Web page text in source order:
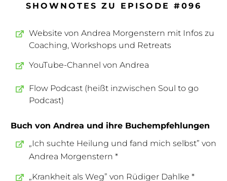
SHOWNOTES ZU EPISODE #096
Website von Andrea Morgenstern mit Infos zu
Coaching, Workshops und Retreats
YouTube-Channel von Andrea
Flow Podcast (heißt inzwischen Soul to go
Podcast)
Buch von Andrea und ihre Buchempfehlungen
„Ich suchte Heilung und fand mich selbst” von
Andrea Morgenstern *
„Krankheit als Weg” von Rüdiger Dahlke *